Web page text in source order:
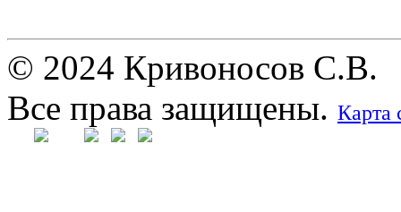
© 2024 Кривоносов С.В.
Все права защищены. Карта